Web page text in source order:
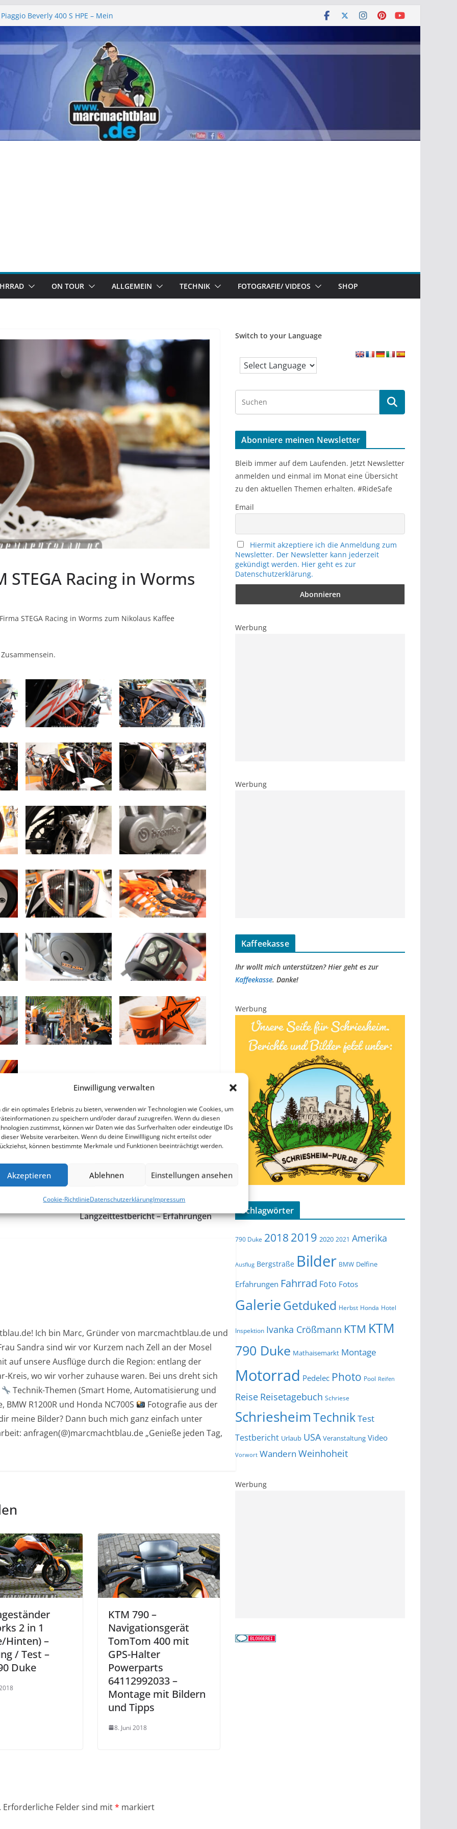
Einwilligung verwalten
dir ein optimales Erlebnis zu bieten, verwenden wir Technologien wie Cookies, um
zu speichern und/oder darauf zuzugreifen. Wenn du diesen
zustimmst, können wir Daten wie das Surfverhalten oder eindeutige IDs
Website verarbeiten. Wenn du deine Einwillligung nicht erteilst oder
können bestimmte Merkmale und Funktionen beeinträchtigt werden.
Akzeptieren Ablehnen Einstellungen ansehen
Cookie-RichtlinieDatenschutzerklärungImpressum
Beverly 400 S HPE – Mein
e.V. – Ein rundum
2026
2026 – „am leevste in Zell, gell?!“
Piaggio Beverly und MP3
– Piaggio Beverly
ON TOUR ALLGEMEIN TECHNIK FOTOGRAFIE/ VIDEOS SHOP
Racing in Worms
STEGA Racing in Worms zum Nikolaus Kaffee
teilen teilen
Busch und Müller Lumotec IQ-X E –
Langzeittestbericht – Erfahrungen
Ich bin Marc, Gründer von marcmachtblau.de und
Sandra sind wir vor Kurzem nach Zell an der Mosel
auf unsere Ausflüge durch die Region: entlang der
Kreis, wo wir vorher zuhause waren. Bei uns dreht sich
Technik-Themen (Smart Home, Automatisierung und
R1200R und Honda NC700S
Fotografie aus der
meine Bilder? Dann buch mich ganz einfach unter
anfragen(@)marcmachtblau.de „Genieße jeden Tag,
2 in 1
Hinten) –
/ Test –
Duke
KTM 790 –
Navigationsgerät
TomTom 400 mit
GPS-Halter
Powerparts
64112992033 –
Montage mit Bildern
und Tipps
8. Juni 2018
Erforderliche Felder sind mit* markiert
Switch to your Language
r
h
Abonniere meinen Newsletter
Bleib immer auf dem Laufenden. Jetzt Newsletter
anmelden und einmal im Monat eine Übersicht
zu den aktuellen Themen erhalten. #RideSafe
Email
Hiermit akzeptiere ich die Anmeldung zum
Newsletter. Der Newsletter kann jederzeit
gekündigt werden. Hier geht es zur
Datenschutzerklärung.
Werbung
Werbung
Kaffeekasse
Ihr wollt mich unterstützen? Hier geht es zur
Kaffeekasse. Danke!
Werbung
Schlagwörter
790 Duke 2018 2019 2020 2021 Amerika
Ausflug Bergstraße Bilder BMW Delfine
Erfahrungen Fahrrad Foto Fotos
GalerieGetduked Herbst Honda Hotel
Inspektion Ivanka Crößmann KTM KTM
790 Duke Mathaisemarkt Montage
Motorrad Pedelec Photo Pool Reifen
Reise Reisetagebuch Schriese
SchriesheimTechnikTest
Testbericht Urlaub USA Veranstaltung Video
Vorwort Wandern Weinhoheit
Werbung